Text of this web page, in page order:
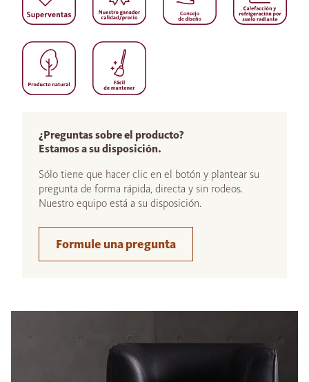
¿Preguntas sobre el producto?
Estamos a su disposición.
Sólo tiene que hacer clic en el botón y plantear su
pregunta de forma rápida, directa y sin rodeos.
Nuestro equipo está a su disposición.
Formule una pregunta